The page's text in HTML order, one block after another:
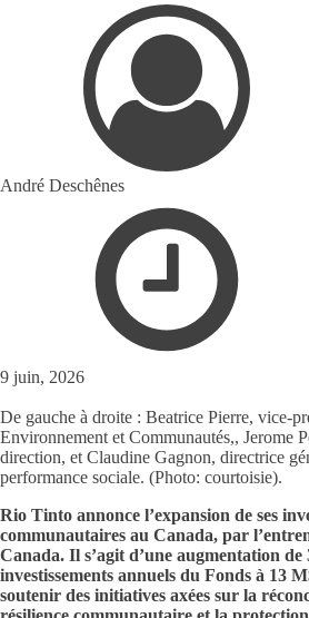
André Deschênes
9 juin, 2026
De gauche à droite : Beatrice Pierre, vice-
Environnement et Communautés,, Jerome
direction, et Claudine Gagnon, directrice
performance sociale. (Photo: courtoisie).
Rio Tinto annonce l’expansion de ses
communautaires au Canada, par
Canada. Il s’agit d’une augmentation
investissements annuels du Fonds à 13
soutenir des initiatives axées sur la